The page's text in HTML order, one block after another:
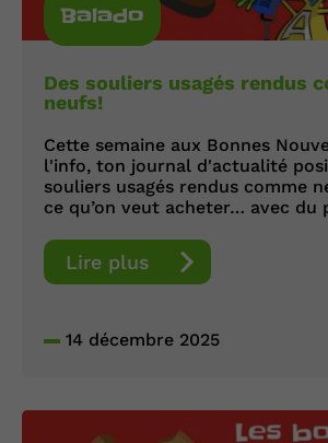
Balado
Des souliers usagés rendus
neufs!
Cette semaine aux Bonnes
l'info, ton journal d'actualité
souliers usagés rendus comme
ce qu’on veut acheter… avec du
Lire plus
14 décembre 2025